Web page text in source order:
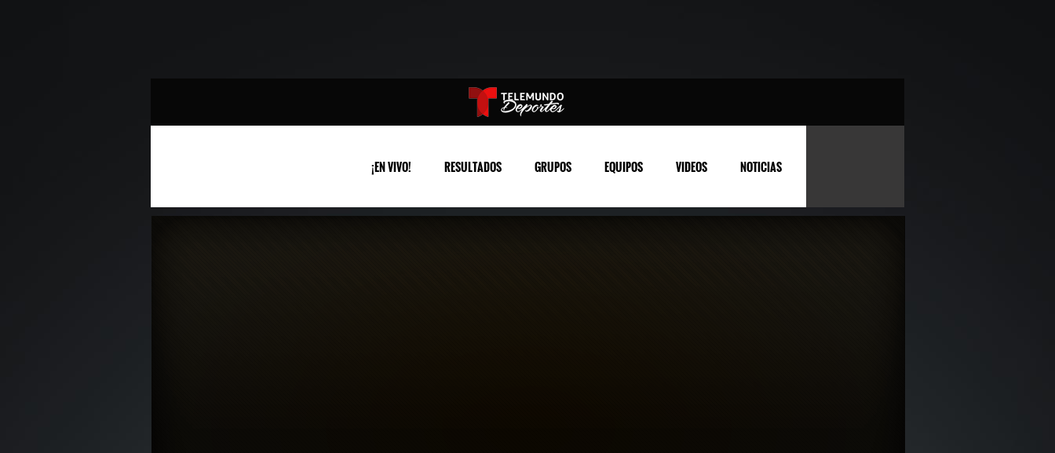
¡EN VIVO! RESULTADOS GRUPOS EQUIPOS VIDEOS NOTICIAS